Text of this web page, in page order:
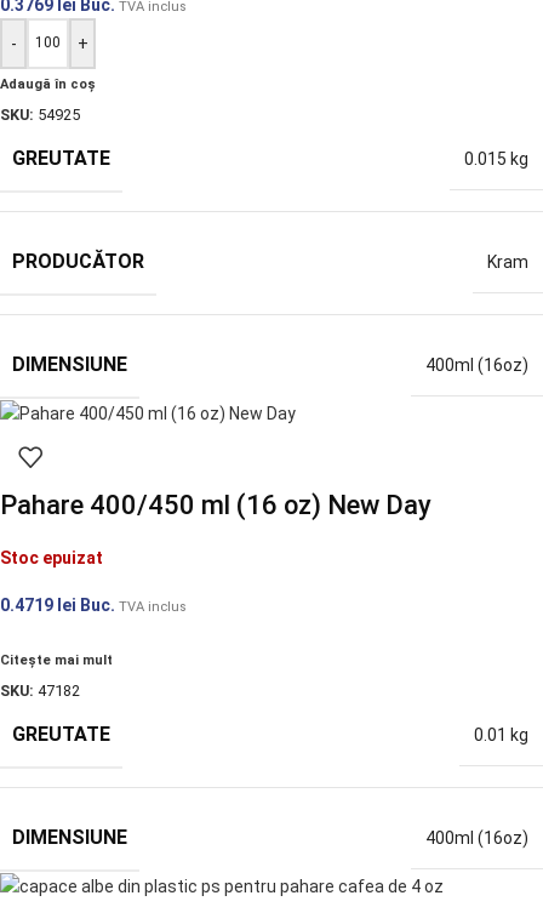
0.3769 lei Buc. TVA inclus
- +
Adaugă în coș
SKU: 54925
GREUTATE 0.015 kg
PRODUCĂTOR Kram
DIMENSIUNE 400ml (16oz)
Pahare 400/450 ml (16 oz) New Day
Stoc epuizat
0.4719 lei Buc. TVA inclus
Citește mai mult
SKU: 47182
GREUTATE 0.01 kg
DIMENSIUNE 400ml (16oz)